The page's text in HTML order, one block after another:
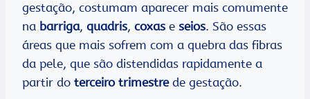
gestação, costumam aparecer mais comumente
na barriga, quadris, coxas e seios. São essas
áreas que mais sofrem com a quebra das fibras
da pele, que são distendidas rapidamente a
partir do terceiro trimestre de gestação.